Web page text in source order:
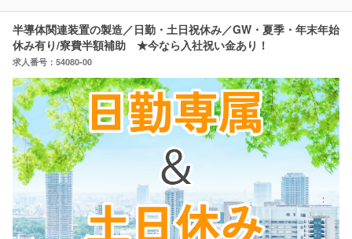
半導体関連装置の製造／日勤・土日祝休み／GW・夏季・年末年始
休み有り/寮費半額補助 ★今なら入社祝い金あり！
求人番号：54080-00